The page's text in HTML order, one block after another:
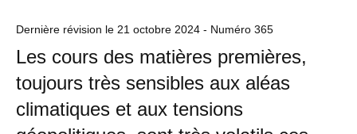
Dernière révision le 21 octobre 2024 - Numéro 365
Les cours des matières premières,
toujours très sensibles aux aléas
climatiques et aux tensions